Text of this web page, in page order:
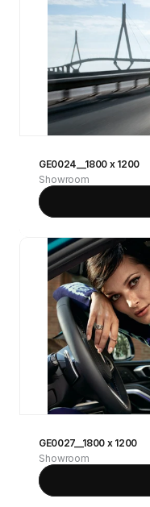
GE0024__1800 x 1200
Showroom
GE0027__1800 x 1200
Showroom